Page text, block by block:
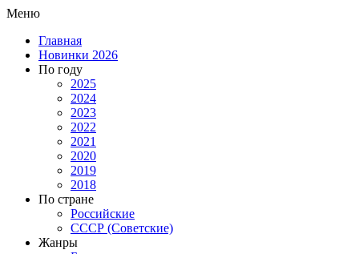
Меню
Главная
Новинки 2026
По году
2025
2024
2023
2022
2021
2020
2019
2018
По стране
Российские
СССР (Советские)
Жанры